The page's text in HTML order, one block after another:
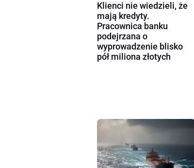
Klienci nie wiedzieli, że
mają kredyty.
Pracownica banku
podejrzana o
wyprowadzenie blisko
pół miliona złotych